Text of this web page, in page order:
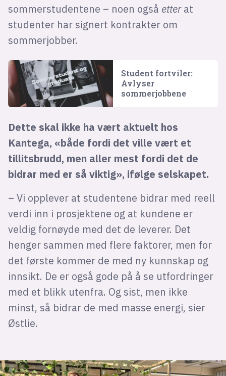
sommerstudentene – noen også etter at
studenter har signert kontrakter om
sommerjobber.
Student fortviler:
Avlyser
sommerjobbene
Dette skal ikke ha vært aktuelt hos
Kantega, «både fordi det ville vært et
tillitsbrudd, men aller mest fordi det de
bidrar med er så viktig», ifølge selskapet.
– Vi opplever at studentene bidrar med reell
verdi inn i prosjektene og at kundene er
veldig fornøyde med det de leverer. Det
henger sammen med flere faktorer, men for
det første kommer de med ny kunnskap og
innsikt. De er også gode på å se utfordringer
med et blikk utenfra. Og sist, men ikke
minst, så bidrar de med masse energi, sier
Østlie.